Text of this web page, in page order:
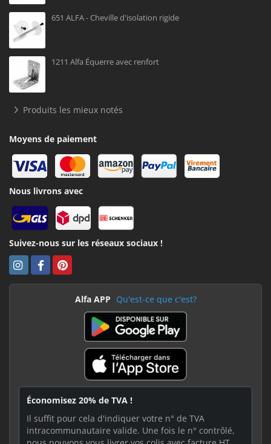
651 ALFA - Cheville d'isolation rigide
1211 Alfa Équerre avec renfort
Produits les mieux notés
Moyens de paiement
Nous livrons avec
Suivez-nous sur les réseaux sociaux !
Alfa APP Qu'est-ce que c'est?
Économisez 20% de TVA !
Il suffit pour cela d'indiquer votre n° de TVA
intracommunautaire valide. Une fois le n° contrôlé,